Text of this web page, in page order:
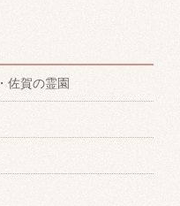
佐賀の霊園